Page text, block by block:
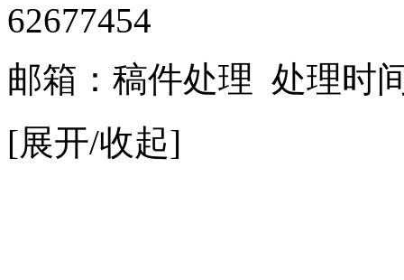
62677454
邮箱： 稿件处理 处理时
[展开/收起]